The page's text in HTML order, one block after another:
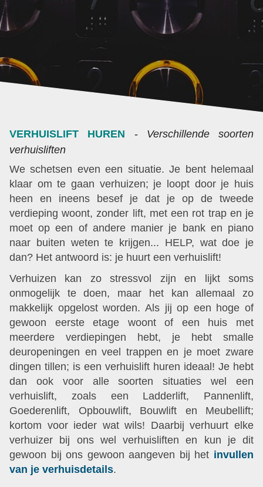
VERHUISLIFT HUREN - Verschillende soorten
verhuisliften
We schetsen even een situatie. Je bent helemaal
klaar om te gaan verhuizen; je loopt door je huis
heen en ineens besef je dat je op de tweede
verdieping woont, zonder lift, met een rot trap en je
moet op een of andere manier je bank en piano
naar buiten weten te krijgen... HELP, wat doe je
dan? Het antwoord is: je huurt een verhuislift!
Verhuizen kan zo stressvol zijn en lijkt soms
onmogelijk te doen, maar het kan allemaal zo
makkelijk opgelost worden. Als jij op een hoge of
gewoon eerste etage woont of een huis met
meerdere verdiepingen hebt, je hebt smalle
deuropeningen en veel trappen en je moet zware
dingen tillen; is een verhuislift huren ideaal! Je hebt
dan ook voor alle soorten situaties wel een
verhuislift, zoals een Ladderlift, Pannenlift,
Goederenlift, Opbouwlift, Bouwlift en Meubellift;
kortom voor ieder wat wils! Daarbij verhuurt elke
verhuizer bij ons wel verhuisliften en kun je dit
gewoon bij ons gewoon aangeven bij het invullen
van je verhuisdetails.